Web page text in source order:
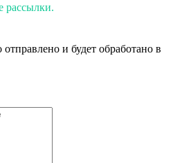
рассылки.
и будет обработано в